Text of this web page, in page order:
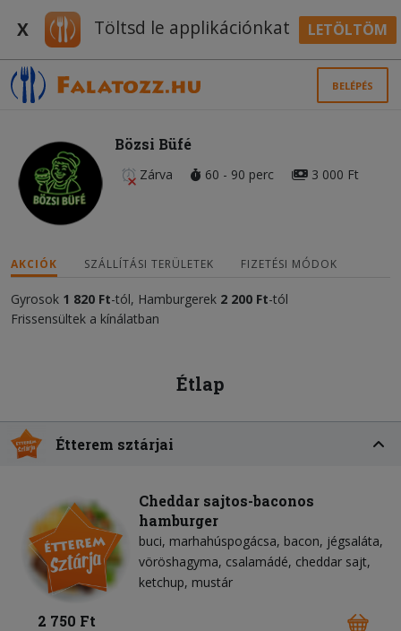
X Töltsd le applikációnkat LETÖLTÖM
BELÉPÉS
Bözsi Büfé
Zárva 60 - 90 perc 3 000 Ft
AKCIÓK SZÁLLÍTÁSI TERÜLETEK FIZETÉSI MÓDOK
Gyrosok 1 820 Ft-tól, Hamburgerek 2 200 Ft-tól
Frissensültek a kínálatban
Étlap
Étterem sztárjai
Cheddar sajtos-baconos
hamburger
buci marhahúspogácsa bacon jégsaláta
vöröshagyma csalamádé cheddar sajt
ketchup mustár
2 750 Ft